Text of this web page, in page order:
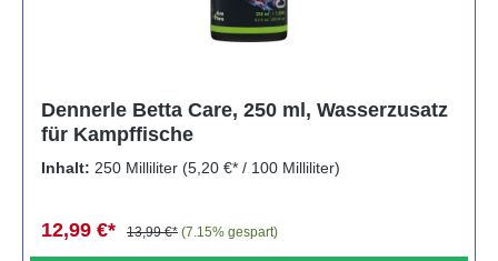
Dennerle Betta Care, 250 ml, Wasserzusatz
für Kampffische
Inhalt: 250 Milliliter (5,20 €* / 100 Milliliter)
12,99 €* 13,99 €* (7.15% gespart)